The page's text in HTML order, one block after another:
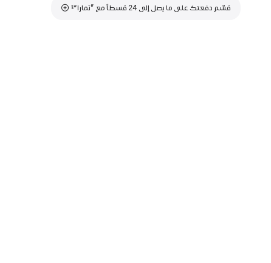
قسّم دفعتك على ما يصل إلى 24 قسطاً مع ”تمارا“
حاشية
§